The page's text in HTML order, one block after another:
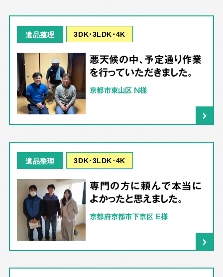
遺品整理 3DK･3LDK･4K
悪天候の中、予定通り作業
を行っていただきました。
京都市東山区 N様
遺品整理 3DK･3LDK･4K
専門の方に頼んで本当に
よかったと思えました。
京都府京都市下京区 E様